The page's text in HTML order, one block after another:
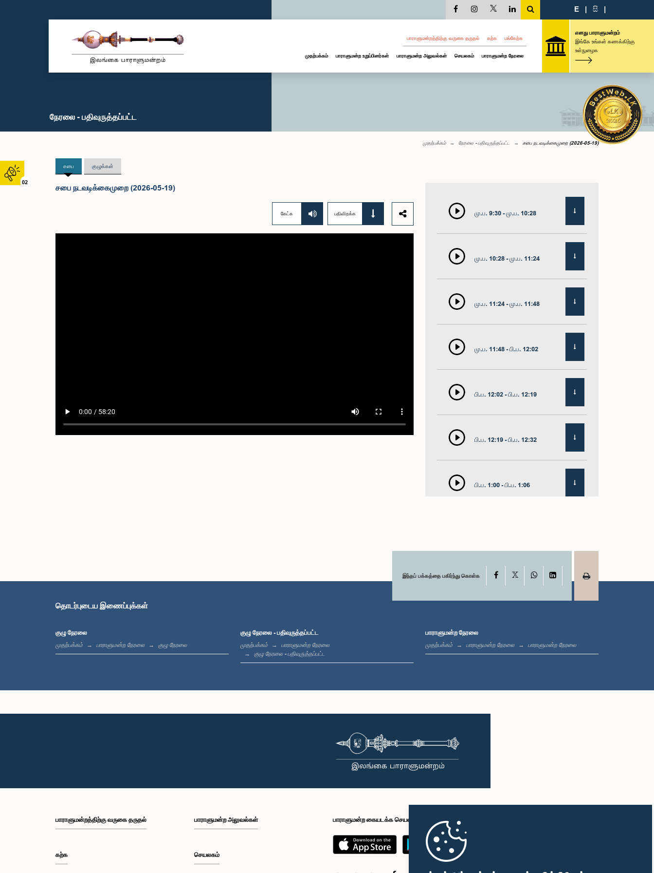
02
E | සි |
பாராளுமன்றத்திற்கு வருகை தருதல் கற்க பங்கேற்க
முதற்பக்கம் பாராளுமன்ற உறுப்பினர்கள் பாராளுமன்ற அலுவல்கள் செயலகம் பாராளுமன்ற நேரலை
எனது பாராளுமன்றம்
இங்கே உங்கள் கணக்கிற்கு
உள்நுழைக
நேரலை - பதிவுருத்தப்பட்ட
முதற்பக்கம் நேரலை - பதிவுருத்தப்பட்ட சபை நடவடிக்கைமுறை (2026-05-19)
சபை குழுக்கள்
சபை நடவடிக்கைமுறை (2026-05-19)
கேட்க பதிவிறக்க மு.ப. 9:30 - மு.ப. 10:28
மு.ப. 10:28 - மு.ப. 11:24
மு.ப. 11:24 - மு.ப. 11:48
மு.ப. 11:48 - பி.ப. 12:02
பி.ப. 12:02 - பி.ப. 12:19
பி.ப. 12:19 - பி.ப. 12:32
பி.ப. 1:00 - பி.ப. 1:06
பி.ப. 1:17 - பி.ப. 1:24
இந்தப் பக்கத்தை பகிர்ந்து கொள்க Facebook WhatsAppLinkedIn
தொடர்புடைய இணைப்புக்கள்
குழு நேரலை
முதற்பக்கம் பாராளுமன்ற நேரலை குழு நேரலை
குழு நேரலை - பதிவுருத்தப்பட்ட
முதற்பக்கம்
பாராளுமன்ற நேரலை
குழு நேரலை - பதிவுருத்தப்பட்ட
பாராளுமன்ற நேரலை
முதற்பக்கம் பாராளுமன்ற நேரலை பாராளுமன்ற நேரலை
பாராளுமன்றத்திற்கு வருகை தருதல்
கற்க
பாராளுமன்ற அலுவல்கள்
செயலகம்
பாராளுமன்ற கையடக்க செயலி